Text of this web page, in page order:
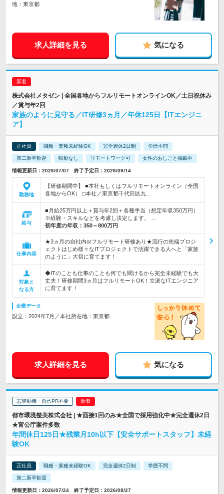
地：東京都
求人詳細を見る 気になる
株式会社メタゼン | 全国各地からフルリモートオンラインOK／土日祝休み
／賞与年2回
家族のように見守る／IT研修3ヵ月／年休125日【ITエンジニ
ア】
正社員 職種・業種未経験OK 完全週休2日制 学歴不問
第二新卒歓迎 転勤なし リモートワーク可 女性のおしごと掲載中
情報更新日：2026/07/07 終了予定日：2026/09/14
勤務地
【研修期間中】 ■本社もしくはフルリモートオンライン（全国
各地からOK） □本社／東京都千代田区九…
給与
■月給25万円以上＋賞与年2回＋各種手当（想定年収350万円）
※経験・スキルなどを考慮し決定します。 …
初年度の年収： 350～800万円
仕事内容
★3ヵ月の自社内orフルリモート研修あり★流行の先端プロジ
ェクトはじめ様々なITプロジェクトで活躍できる人へと「家族
のように」大切に育てます！
対象と
なる方
◆ITのことも仕事のことも何でも聞けるから完全未経験でも大
丈夫！研修期間3ヵ月はフルリモートOK！立派なITエンジニア
に育てます！
企業データ
設立：2024年7月／本社所在地：東京都
求人詳細を見る 気になる
志望動機・自己PR不要
都市環境整美株式会社 | ★面接1回のみ★全国で採用強化中★完全週休2日
★官公庁案件多数
年間休日125日★残業月10h以下【安全サポートスタッフ】未経
験OK
正社員 職種・業種未経験OK 完全週休2日制 学歴不問
第二新卒歓迎
情報更新日：2026/07/24 終了予定日：2026/08/27